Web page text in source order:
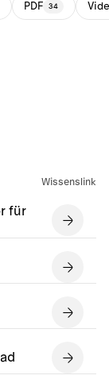
PDF 34
Wissenslink
für